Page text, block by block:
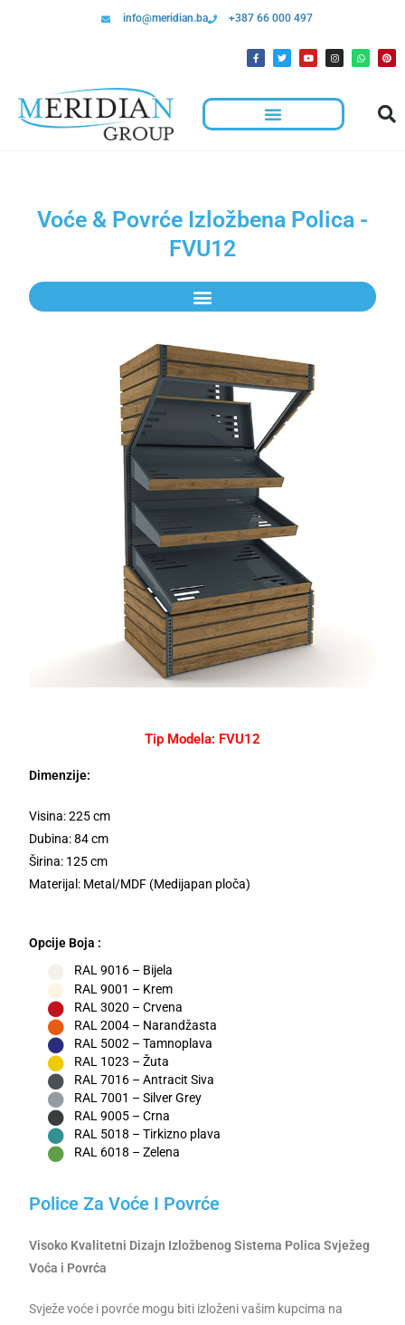
info@meridian.ba +387 66 000 497
Voće & Povrće Izložbena Polica -
FVU12
Tip Modela: FVU12
Dimenzije:
Visina: 225 cm
Dubina: 84 cm
Širina: 125 cm
Materijal: Metal/MDF (Medijapan ploča)
Opcije Boja :
RAL 9016 – Bijela
RAL 9001 – Krem
RAL 3020 – Crvena
RAL 2004 – Narandžasta
RAL 5002 – Tamnoplava
RAL 1023 – Žuta
RAL 7016 – Antracit Siva
RAL 7001 – Silver Grey
RAL 9005 – Crna
RAL 5018 – Tirkizno plava
RAL 6018 – Zelena
Police Za Voće I Povrće
Visoko Kvalitetni Dizajn Izložbenog Sistema Polica Svježeg
Voća i Povrća
Svježe voće i povrće mogu biti izloženi vašim kupcima na